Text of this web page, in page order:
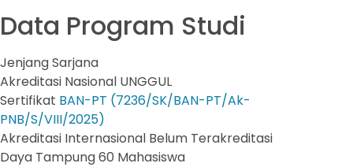
Data Program Studi
JenjangSarjana
Akreditasi Nasional UNGGUL
Sertifikat BAN-PT (7236/SK/BAN-PT/Ak-
PNB/S/VIII/2025)
Akreditasi Internasional Belum Terakreditasi
Daya Tampung60 Mahasiswa